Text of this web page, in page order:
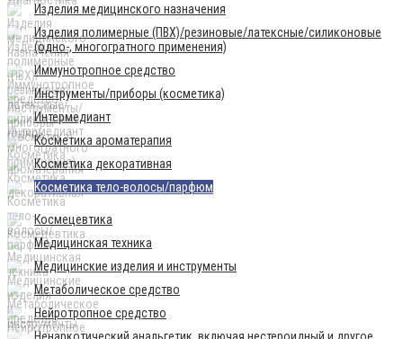
Изделия медицинского назначения
Изделия полимерные (ПВХ)/резиновые/латексные/силиконовые
(одно-, многогратного применения)
Иммунотропное средство
Инструменты/приборы (косметика)
Интермедиант
Косметика ароматерапия
Косметика декоративная
Косметика тело-волосы/парфюм
Космецевтика
Медицинская техника
Медицинские изделия и инструменты
Метаболическое средство
Нейротропное средство